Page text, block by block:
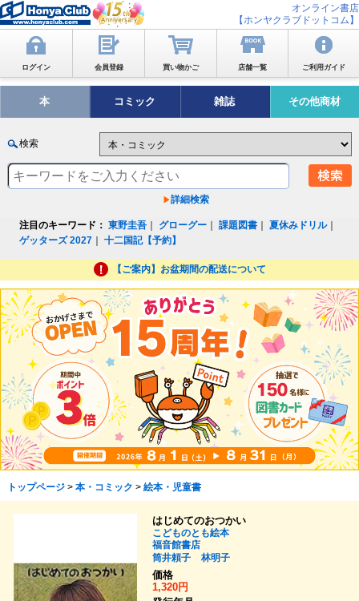
オンライン書店
【ホンヤクラブドットコム】
ログイン 会員登録 買い物かご 店舗一覧 ご利用ガイド
本 コミック 雑誌 その他商材
検索
詳細検索
注目のキーワード： 東野圭吾 グローグー ｜課題図書 ｜夏休みドリル｜
ゲッターズ 2027 ｜十二国記【予約】
【ご案内】お盆期間の配送について
トップページ> 本・コミック > 絵本・児童書
はじめてのおつかい
こどものとも絵本
福音館書店
筒井頼子
林明子
価格
1,320円